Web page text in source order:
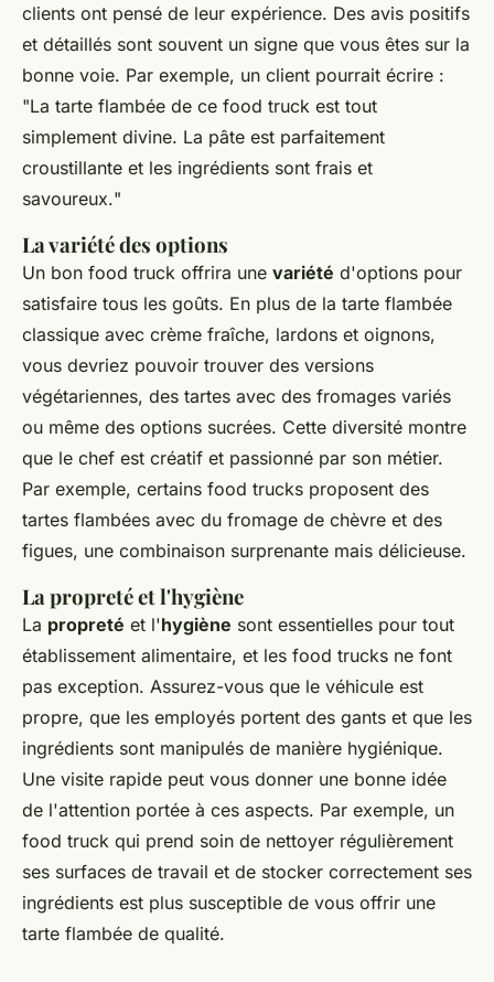
clients ont pensé de leur expérience. Des avis positifs
et détaillés sont souvent un signe que vous êtes sur la
bonne voie. Par exemple, un client pourrait écrire :
"La tarte flambée de ce food truck est tout
simplement divine. La pâte est parfaitement
croustillante et les ingrédients sont frais et
savoureux."
La variété des options
Un bon food truck offrira une variété d'options pour
satisfaire tous les goûts. En plus de la tarte flambée
classique avec crème fraîche, lardons et oignons,
vous devriez pouvoir trouver des versions
végétariennes, des tartes avec des fromages variés
ou même des options sucrées. Cette diversité montre
que le chef est créatif et passionné par son métier.
Par exemple, certains food trucks proposent des
tartes flambées avec du fromage de chèvre et des
figues, une combinaison surprenante mais délicieuse.
La propreté et l'hygiène
La propreté et l'hygiène sont essentielles pour tout
établissement alimentaire, et les food trucks ne font
pas exception. Assurez-vous que le véhicule est
propre, que les employés portent des gants et que les
ingrédients sont manipulés de manière hygiénique.
Une visite rapide peut vous donner une bonne idée
de l'attention portée à ces aspects. Par exemple, un
food truck qui prend soin de nettoyer régulièrement
ses surfaces de travail et de stocker correctement ses
ingrédients est plus susceptible de vous offrir une
tarte flambée de qualité.